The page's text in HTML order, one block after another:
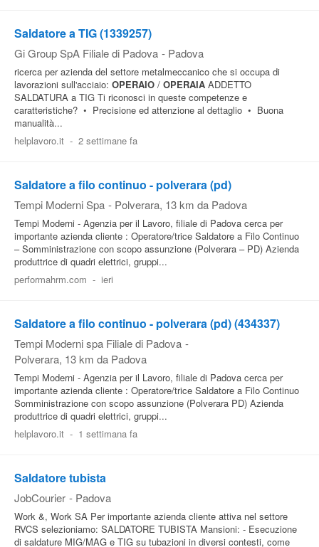
Saldatore a TIG (1339257)
Gi Group SpA Filiale di Padova - Padova
ricerca per azienda del settore metalmeccanico che si occupa di
lavorazioni sull'acciaio: OPERAIO / OPERAIA ADDETTO
SALDATURA a TIG Ti riconosci in queste competenze e
caratteristiche? • Precisione ed attenzione al dettaglio • Buona
manualità...
helplavoro.it - 2 settimane fa
Saldatore a filo continuo - polverara (pd)
Tempi Moderni Spa - Polverara, 13 km da Padova
Tempi Moderni - Agenzia per il Lavoro, filiale di Padova cerca per
importante azienda cliente : Operatore/trice Saldatore a Filo Continuo
– Somministrazione con scopo assunzione (Polverara – PD) Azienda
produttrice di quadri elettrici, gruppi...
performahrm.com - ieri
Saldatore a filo continuo - polverara (pd) (434337)
Tempi Moderni spa Filiale di Padova -
Polverara, 13 km da Padova
Tempi Moderni - Agenzia per il Lavoro, filiale di Padova cerca per
importante azienda cliente : Operatore/trice Saldatore a Filo Continuo
Somministrazione con scopo assunzione (Polverara PD) Azienda
produttrice di quadri elettrici, gruppi...
helplavoro.it - 1 settimana fa
Saldatore tubista
JobCourier - Padova
Work &, Work SA Per importante azienda cliente attiva nel settore
RVCS selezioniamo: SALDATORE TUBISTA Mansioni: - Esecuzione
di saldature MIG/MAG e TIG su tubazioni in diversi contesti, come